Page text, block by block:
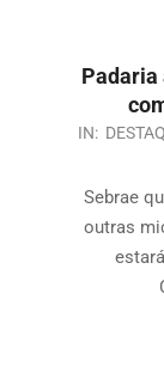
Padaria
IN:
Sebrae
outras